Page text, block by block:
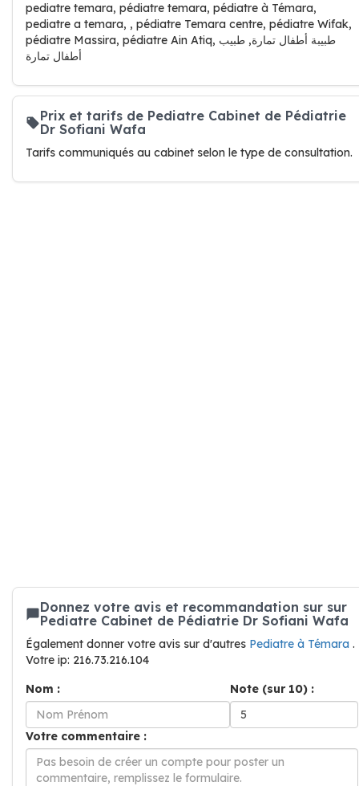
pediatre temara, pédiatre temara, pédiatre à Témara,
pediatre a temara, , pédiatre Temara centre, pédiatre Wifak,
pédiatre Massira, pédiatre Ain Atiq, طبيبة أطفال تمارة, طبيب
أطفال تمارة
Prix et tarifs de Pediatre Cabinet de Pédiatrie
Dr Sofiani Wafa
Tarifs communiqués au cabinet selon le type de consultation.
Donnez votre avis et recommandation sur sur
Pediatre Cabinet de Pédiatrie Dr Sofiani Wafa
Également donner votre avis sur d'autres Pediatre à Témara .
Votre ip: 216.73.216.104
Nom :
Note (sur 10) :
Votre commentaire :